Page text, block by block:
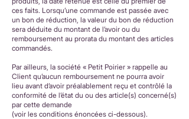
ces faits. Lorsqu’une commande est passée avec
un bon de réduction, la valeur du bon de réduction
sera déduite du montant de l’avoir ou du
remboursement au prorata du montant des articles
commandés.
Par ailleurs, la société « Petit Poirier » rappelle au
Client qu’aucun remboursement ne pourra avoir
lieu avant d’avoir préalablement reçu et contrôlé la
conformité de l’état du ou des article(s) concerné(s)
par cette demande
(voir les conditions énoncées ci-dessous).